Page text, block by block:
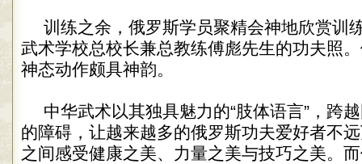
训练之余，俄罗斯学员聚精会神地欣赏训
武术学校总校长兼总教练傅彪先生的功夫照
神态动作颇具神韵。
中华武术以其独具魅力的“肢体语言”，跨
的障碍，让越来越多的俄罗斯功夫爱好者不
之间感受健康之美、力量之美与技巧之美。